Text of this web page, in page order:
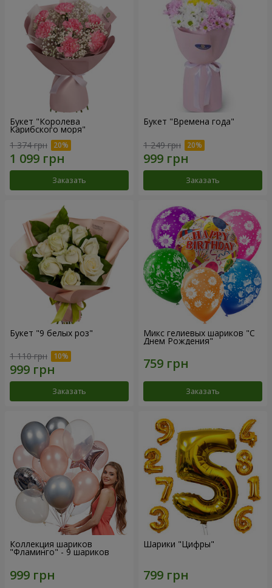
Букет "Королева
Карибского моря"
1 374 грн
Заказать
Букет "Времена года"
1 249 грн
Заказать
Букет "9 белых роз"
1 110 грн
Заказать
Микс гелиевых шариков "C
Днем Рождения"
Заказать
Коллекция шариков
"Фламинго" - 9 шариков
Шарики "Цифры"